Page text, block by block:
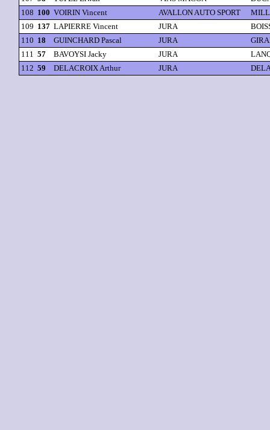
108 100 VOIRIN Vincent AVALLON AUTO SPORT
109 137 LAPIERRE Vincent JURA
110 18 GUINCHARD Pascal JURA
111 57 BAVOYSI Jacky JURA
112 59 DELACROIX Arthur JURA